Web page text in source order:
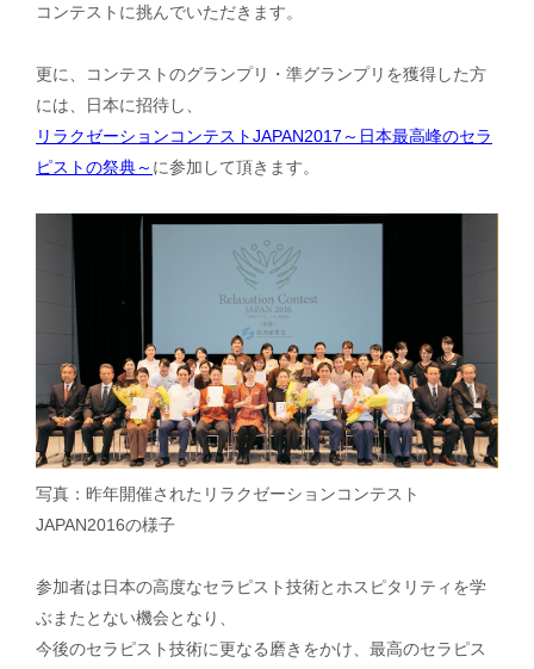
コンテストに挑んでいただきます。
更に、コンテストのグランプリ・準グランプリを獲得した方
には、日本に招待し、
リラクゼーションコンテストJAPAN2017～日本最高峰のセラ
ピストの祭典～ に参加して頂きます。
写真：昨年開催されたリラクゼーションコンテスト
JAPAN2016の様子
参加者は日本の高度なセラピスト技術とホスピタリティを学
ぶまたとない機会となり、
今後のセラピスト技術に更なる磨きをかけ、最高のセラピス